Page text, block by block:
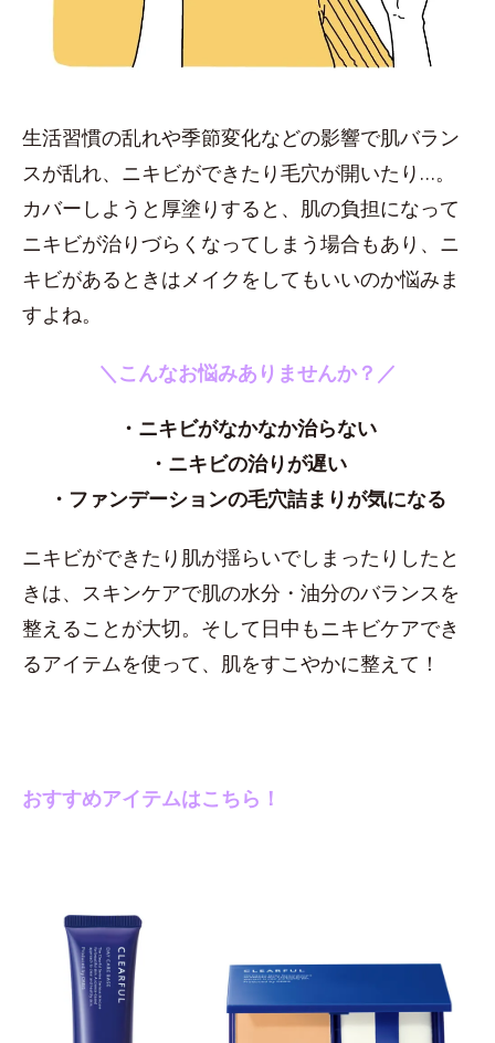
生活習慣の乱れや季節変化などの影響で肌バラン
スが乱れ、ニキビができたり毛穴が開いたり…。
カバーしようと厚塗りすると、肌の負担になって
ニキビが治りづらくなってしまう場合もあり、ニ
キビがあるときはメイクをしてもいいのか悩みま
すよね。
＼こんなお悩みありませんか？／
・ニキビがなかなか治らない
・ニキビの治りが遅い
・ファンデーションの毛穴詰まりが気になる
ニキビができたり肌が揺らいでしまったりしたと
きは、スキンケアで肌の水分・油分のバランスを
整えることが大切。そして日中もニキビケアでき
るアイテムを使って、肌をすこやかに整えて！
おすすめアイテムはこちら！